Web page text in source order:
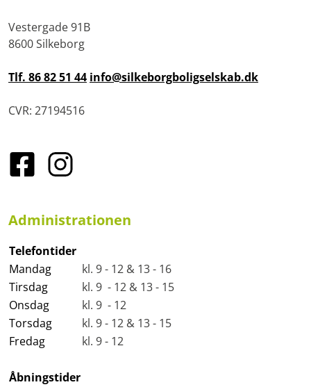
Vestergade 91B
8600 Silkeborg
Tlf. 86 82 51 44 info@silkeborgboligselskab.dk
CVR: 27194516
Administrationen
Telefontider
Mandag
kl. 9 - 12 & 13 - 16
Tirsdag
kl. 9 - 12 & 13 - 15
Onsdag
kl. 9 - 12
Torsdag
kl. 9 - 12 & 13 - 15
Fredag
kl. 9 - 12
Åbningstider